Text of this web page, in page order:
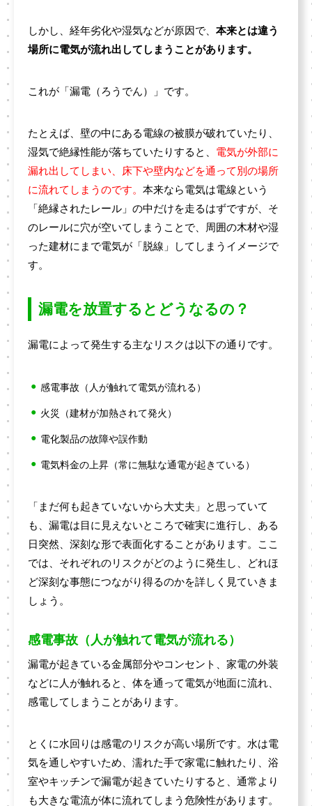
しかし、経年劣化や湿気などが原因で、 本来とは違う
場所に電気が流れ出してしまうことがあります。
これが「漏電（ろうでん）」です。
たとえば、壁の中にある電線の被膜が破れていたり、
湿気で絶縁性能が落ちていたりすると、 電気が外部に
漏れ出してしまい、床下や壁内などを通って別の場所
に流れてしまうのです。 本来なら電気は電線という
「絶縁されたレール」の中だけを走るはずですが、そ
のレールに穴が空いてしまうことで、周囲の木材や湿
った建材にまで電気が「脱線」してしまうイメージで
す。
漏電を放置するとどうなるの？
漏電によって発生する主なリスクは以下の通りです。
感電事故（人が触れて電気が流れる）
火災（建材が加熱されて発火）
電化製品の故障や誤作動
電気料金の上昇（常に無駄な通電が起きている）
「まだ何も起きていないから大丈夫」と思っていて
も、漏電は目に見えないところで確実に進行し、ある
日突然、深刻な形で表面化することがあります。ここ
では、それぞれのリスクがどのように発生し、どれほ
ど深刻な事態につながり得るのかを詳しく見ていきま
しょう。
感電事故（人が触れて電気が流れる）
漏電が起きている金属部分やコンセント、家電の外装
などに人が触れると、体を通って電気が地面に流れ、
感電してしまうことがあります。
とくに水回りは感電のリスクが高い場所です。水は電
気を通しやすいため、濡れた手で家電に触れたり、浴
室やキッチンで漏電が起きていたりすると、通常より
も大きな電流が体に流れてしまう危険性があります。